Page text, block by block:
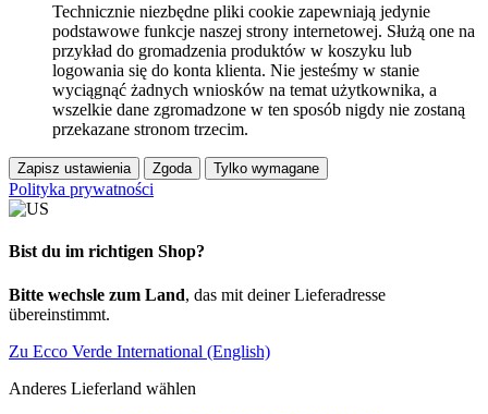
Technicznie niezbędne pliki cookie zapewniają jedynie
podstawowe funkcje naszej strony internetowej. Służą one na
przykład do gromadzenia produktów w koszyku lub
logowania się do konta klienta. Nie jesteśmy w stanie
wyciągnąć żadnych wniosków na temat użytkownika, a
wszelkie dane zgromadzone w ten sposób nigdy nie zostaną
przekazane stronom trzecim.
Zapisz ustawienia Zgoda Tylko wymagane
Polityka prywatności
Bist du im richtigen Shop?
Bitte wechsle zum Land, das mit deiner Lieferadresse
übereinstimmt.
Zu Ecco Verde International (English)
Anderes Lieferland wählen